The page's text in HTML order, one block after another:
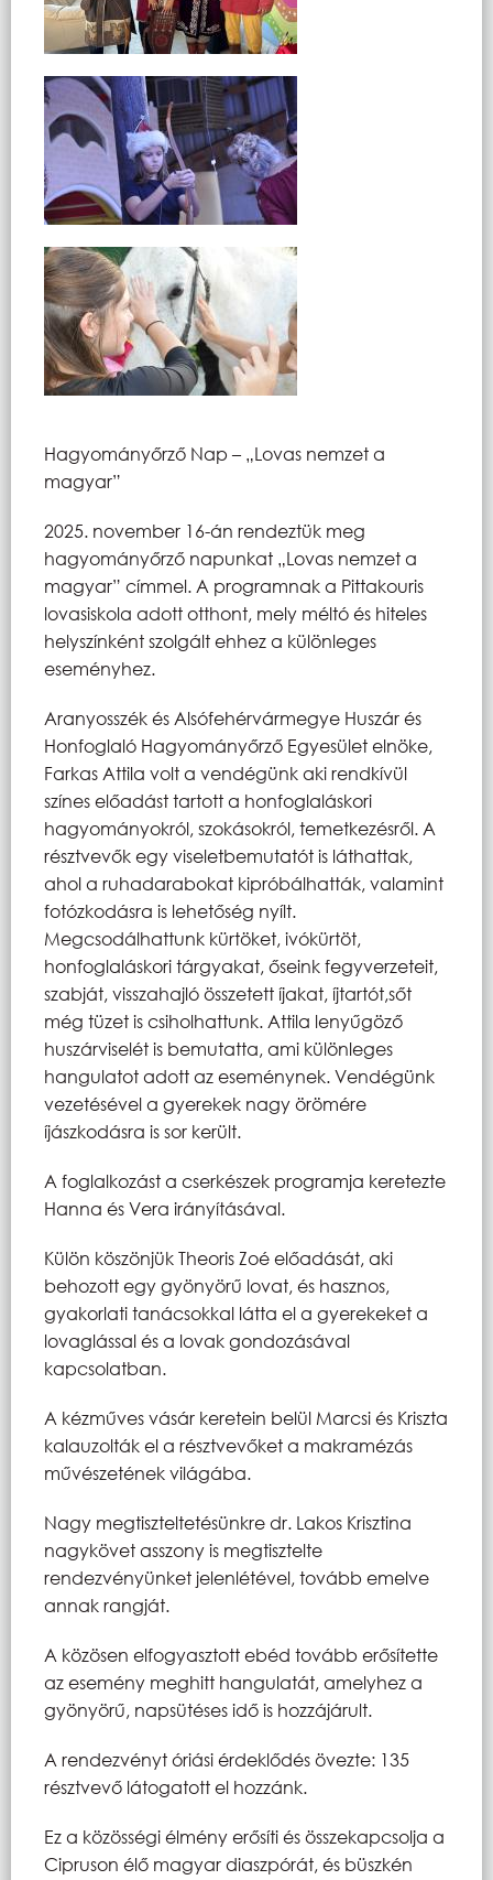
Hagyományőrző Nap – „Lovas nemzet a
magyar”
2025. november 16-án rendeztük meg
hagyományőrző napunkat „Lovas nemzet a
magyar” címmel. A programnak a Pittakouris
lovasiskola adott otthont, mely méltó és hiteles
helyszínként szolgált ehhez a különleges
eseményhez.
Aranyosszék és Alsófehérvármegye Huszár és
Honfoglaló Hagyományőrző Egyesület elnöke,
Farkas Attila volt a vendégünk aki rendkívül
színes előadást tartott a honfoglaláskori
hagyományokról, szokásokról, temetkezésről. A
résztvevők egy viseletbemutatót is láthattak,
ahol a ruhadarabokat kipróbálhatták, valamint
fotózkodásra is lehetőség nyílt.
Megcsodálhattunk kürtöket, ivókürtöt,
honfoglaláskori tárgyakat, őseink fegyverzeteit,
szabját, visszahajló összetett íjakat, íjtartót,sőt
még tüzet is csiholhattunk. Attila lenyűgöző
huszárviselét is bemutatta, ami különleges
hangulatot adott az eseménynek. Vendégünk
vezetésével a gyerekek nagy örömére
íjászkodásra is sor került.
A foglalkozást a cserkészek programja keretezte
Hanna és Vera irányításával.
Külön köszönjük Theoris Zoé előadását, aki
behozott egy gyönyörű lovat, és hasznos,
gyakorlati tanácsokkal látta el a gyerekeket a
lovaglással és a lovak gondozásával
kapcsolatban.
A kézműves vásár keretein belül Marcsi és Kriszta
kalauzolták el a résztvevőket a makramézás
művészetének világába.
Nagy megtiszteltetésünkre dr. Lakos Krisztina
nagykövet asszony is megtisztelte
rendezvényünket jelenlétével, tovább emelve
annak rangját.
A közösen elfogyasztott ebéd tovább erősítette
az esemény meghitt hangulatát, amelyhez a
gyönyörű, napsütéses idő is hozzájárult.
A rendezvényt óriási érdeklődés övezte: 135
résztvevő látogatott el hozzánk.
Ez a közösségi élmény erősíti és összekapcsolja a
Cipruson élő magyar diaszpórát, és büszkén